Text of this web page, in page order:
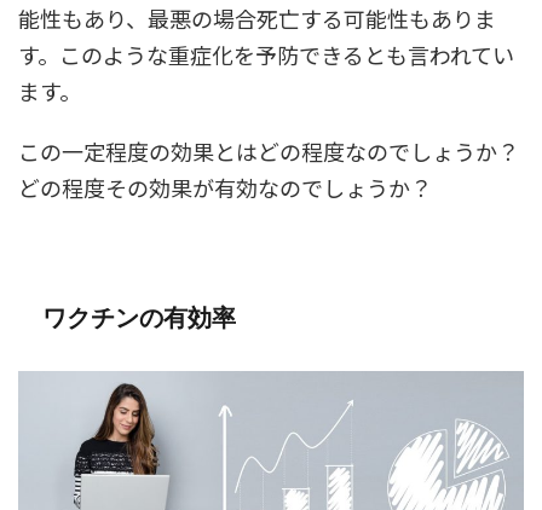
能性もあり、最悪の場合死亡する可能性もありま
す。このような重症化を予防できるとも言われてい
ます。
この一定程度の効果とはどの程度なのでしょうか？
どの程度その効果が有効なのでしょうか？
ワクチンの有効率